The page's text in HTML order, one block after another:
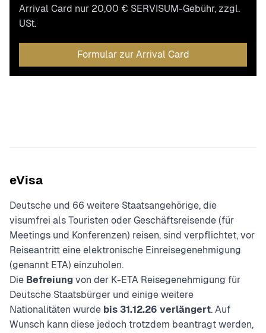
Arrival Card nur 20,00 € SERVISUM-Gebühr, zzgl.
USt.
Formular zur Arrival Card
eVisa
Deutsche und 66 weitere Staatsangehörige, die
visumfrei als Touristen oder Geschäftsreisende (für
Meetings und Konferenzen) reisen, sind verpflichtet, vor
Reiseantritt eine elektronische Einreisegenehmigung
(genannt ETA) einzuholen.
Die Befreiung von der K-ETA Reisegenehmigung für
Deutsche Staatsbürger und einige weitere
Nationalitäten wurde bis 31.12.26 verlängert. Auf
Wunsch kann diese jedoch trotzdem beantragt werden,